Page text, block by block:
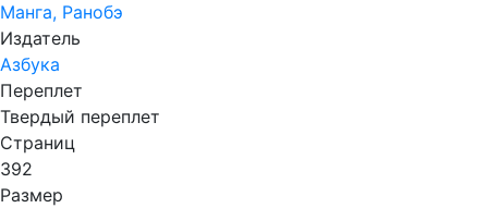
Манга, Ранобэ
Издатель
Азбука
Переплет
Твердый переплет
Страниц
392
Размер